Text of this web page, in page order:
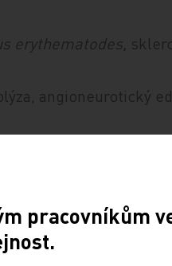
erythematodes,
angioneurotický
buněk, mycosis
pracovníkům